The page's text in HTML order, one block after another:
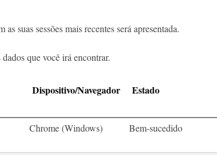
suas sessões mais recentes será apresentada.
que você irá encontrar.
Dispositivo/Navegador Estado
Chrome (Windows) Bem-sucedido